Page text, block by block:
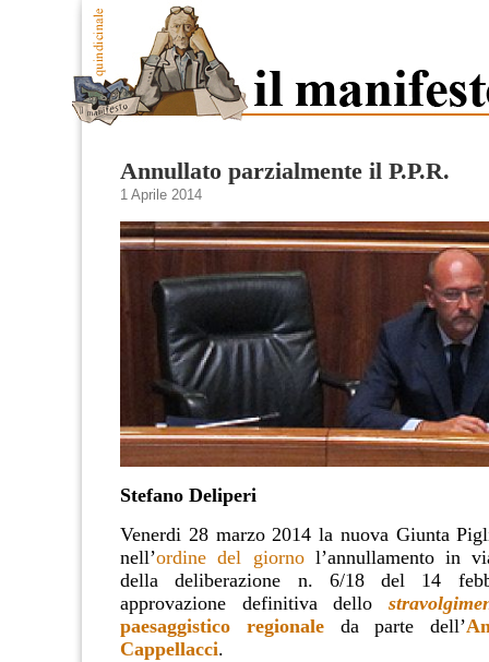
Annullato parzialmente il P.P.R.
1 Aprile 2014
Stefano Deliperi
Venerdi 28 marzo 2014 la nuova Giunta
nell’ordine del giornol’annullamento in
della deliberazione n. 6/18 del 14
approvazione definitiva dello
paesaggistico regionaleda parte dell’
Cappellacci.